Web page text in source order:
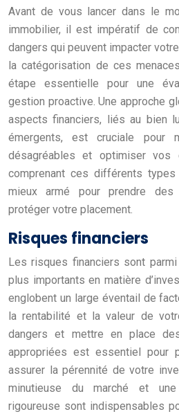
Avant de vous lancer dans le
immobilier, il est impératif de
dangers qui peuvent impacter
la catégorisation de ces
étape essentielle pour une
gestion proactive. Une approche
aspects financiers, liés au bien
émergents, est cruciale pour
désagréables et optimiser vos
comprenant ces différents
mieux armé pour prendre
protéger votre placement.
Risques financiers
Les risques financiers sont
plus importants en matière
englobent un large éventail de
la rentabilité et la valeur de
dangers et mettre en place
appropriées est essentiel pour
assurer la pérennité de votre
minutieuse du marché et une
rigoureuse sont indispensables